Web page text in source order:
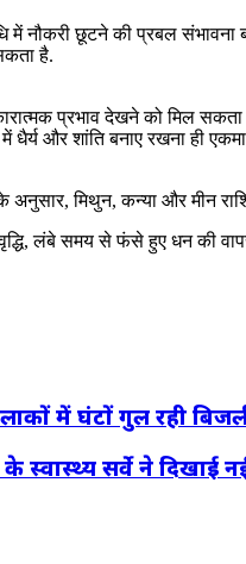
में नौकरी छूटने की प्रबल
है.
प्रभाव देखने को मिल
और शांति बनाए रखना ही
मिथुन, कन्या और मीन
लंबे समय से फंसे हुए धन की
में घंटों गुल रही
सर्वे ने दिखाई